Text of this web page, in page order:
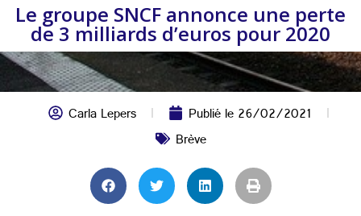
Le groupe SNCF annonce une perte
de 3 milliards d’euros pour 2020
Carla Lepers Publié le26/02/2021
Brève